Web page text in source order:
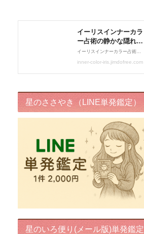
星のささやき（LINE単発鑑定）
星のいろ便り(メール版)単発鑑定